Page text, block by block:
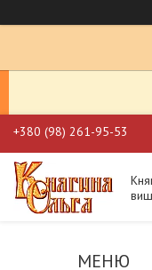
+380 (98) 261-95-53